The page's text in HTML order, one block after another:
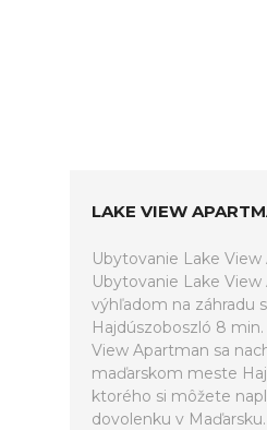
LAKE VIEW
Ubytovanie Lake View
Ubytovanie Lake
výhľadom na záhradu
Hajdúszoboszló 8
View Apartman sa
maďarskom meste
ktorého si môžete
dovolenku v Maďarsku.